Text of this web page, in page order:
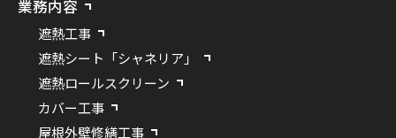
業務内容
遮熱工事
遮熱シート「シャネリア」
遮熱ロールスクリーン
カバー工事
屋根外壁修繕工事